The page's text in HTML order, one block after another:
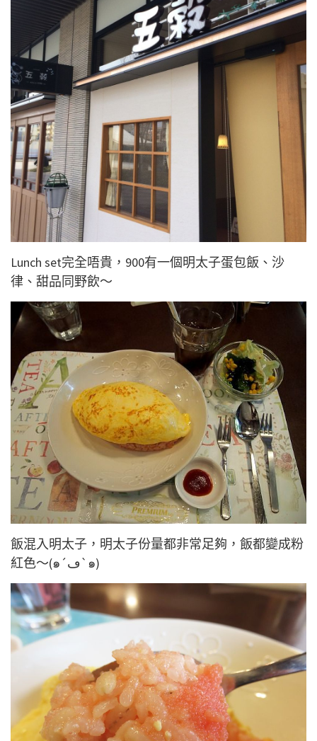
Lunch set完全唔貴，900有一個明太子蛋包飯、沙
律、甜品同野飲～
飯混入明太子，明太子份量都非常足夠，飯都變成粉
紅色～(๑´ڡ`๑)